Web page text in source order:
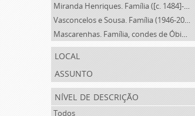
Miranda Henriques. Família ([c. 1484]-[c.1745])
Vasconcelos e Sousa. Família (1946-2006)
Mascarenhas. Família, condes de Óbidos, Palma e Sabugal (1669-1910)
local
assunto
nível de descrição
Todos